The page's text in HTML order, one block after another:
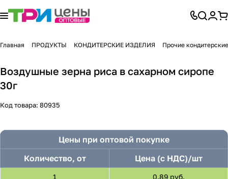
Главная ПРОДУКТЫ КОНДИТЕРСКИЕ ИЗДЕЛИЯ Прочие
Воздушные зерна риса в сахарном сиропе
30г
Код товара: 80935
Цены при оптовой покупке
Количество, от
Цена (с НДС)/шт
1 0.89 руб.